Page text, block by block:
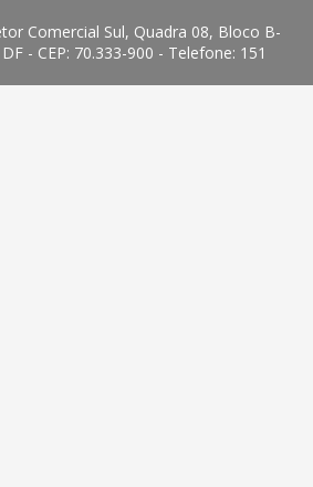
Comercial Sul, Quadra 08, Bloco B-
- CEP: 70.333-900 - Telefone: 151